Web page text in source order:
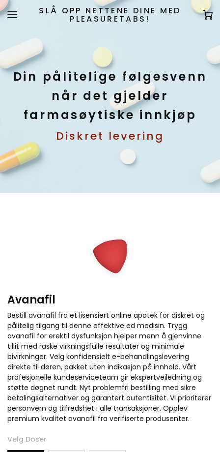
SLÅ OPP NETTENE DINE MED
PLEASURETABS!
Din pålitelige følgesvenn
når det gjelder
farmasøytiske innkjøp
Diskret levering
Avanafil
Bestill avanafil fra et lisensiert online apotek for diskret og
pålitelig tilgang til denne effektive ed medisin. Trygg
avanafil for erektil dysfunksjon hjelper menn å gjenvinne
tillit med raske virkningsfulle resultater og minimale
bivirkninger. Velg konfidensielt e-behandlingslevering
direkte til døren, pakket uten indikasjon på innhold. Vårt
profesjonelle kundeserviceteam gir ekspertveiledning og
støtte døgnet rundt. Nyt problemfri bestilling med sikre
betalingsalternativer og garantert autentisitet. Vi prioriterer
personvern og tilfredshet i alle transaksjoner. Opplev
premium kvalitet avanafil fra verifiserte produsenter.
Velg Doser